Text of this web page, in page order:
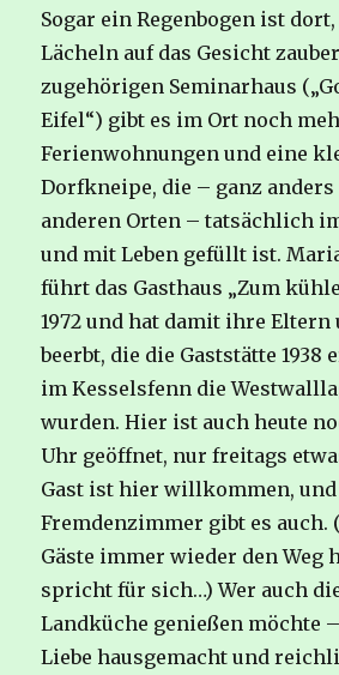
Sogar ein Regenbogen ist
Lächeln auf das Gesicht
zugehörigen Seminarhaus
Eifel“) gibt es im Ort noch
Ferienwohnungen und eine
Dorfkneipe, die – ganz
anderen Orten – tatsächlich
und mit Leben gefüllt ist.
führt das Gasthaus „Zum
1972 und hat damit ihre
beerbt, die die Gaststätte 1938
im Kesselsfenn die
wurden. Hier ist auch heute
Uhr geöffnet, nur freitags
Gast ist hier willkommen, und
Fremdenzimmer gibt es auch.
Gäste immer wieder den Weg
spricht für sich…) Wer auch
Landküche genießen möchte
Liebe hausgemacht und